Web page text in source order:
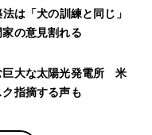
は「犬の訓練と同じ」
の意見割れる
巨大な太陽光発電所 米
指摘する声も